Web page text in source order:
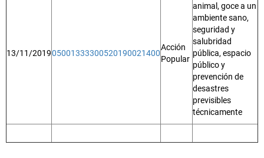
13/11/201905001333300520190021400
Acción
Popular
animal, goce a un
ambiente sano,
seguridad y
salubridad
pública, espacio
público y
prevención de
desastres
previsibles
técnicamente